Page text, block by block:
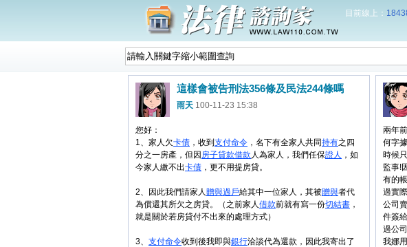
目前線上：
這樣會被告刑法356條及民法244條嗎
雨天 100-11-23 15:38
您好：
1、家人欠卡債 ，收到 支付命令 ，名下有全家人共同持有之四
分之一房產，但因 房子貸款借款 人為家人，我們任保證人 ，如
今家人繳不出卡債 ，更不用提房貸。
2、因此我們請家人贈與過戶給其中一位家人，其被贈與者代
為償還其所欠之房貸。（之前家人借款前就有寫一份切結書 ，
就是關於若房貸付不出來的處理方式）
3、 支付命令收到後我即與銀行洽談代為還款，因此我寄出了
兩年
何字
時候
監事!
有的
過實
公司
件簽
過公
我娜